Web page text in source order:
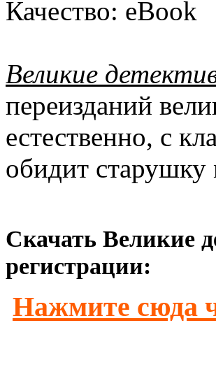
Качество: eBook
Великие
переизданий
естественно, с
обидит
Скачать Великие
регистрации:
Нажмите сюда